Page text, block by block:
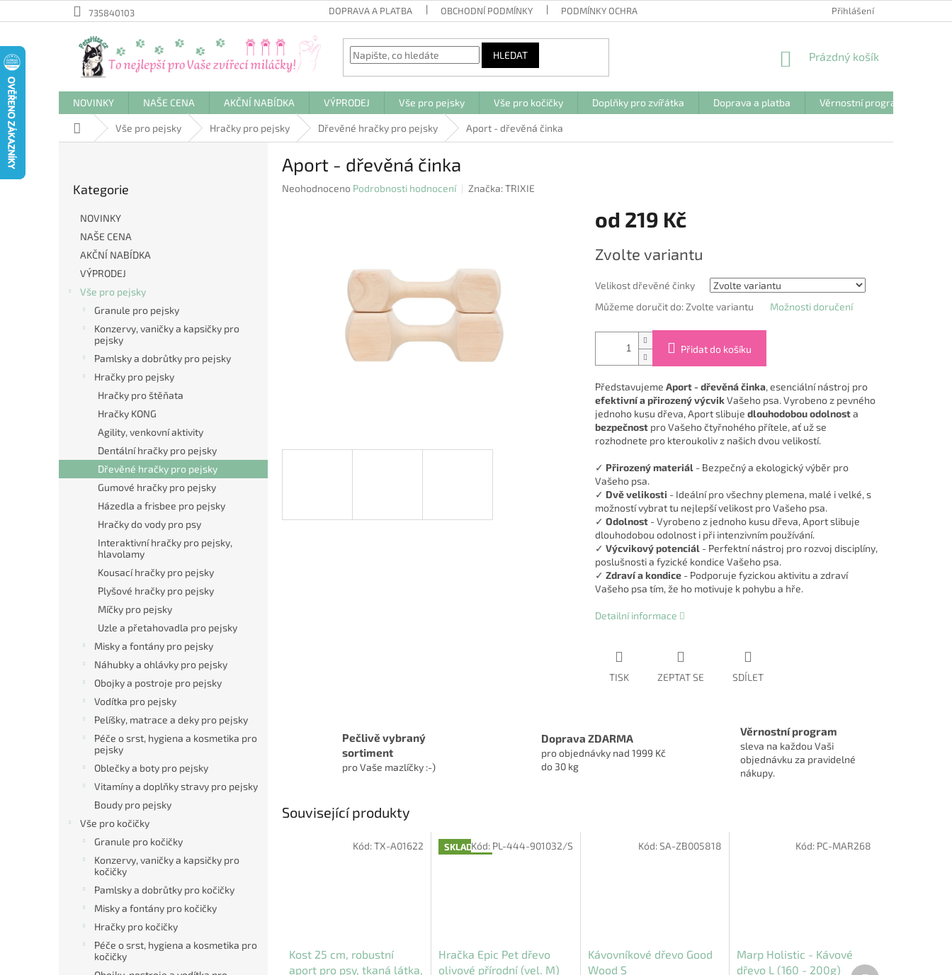
na
735840103 DOPRAVA A PLATBA OBCHODNÍ PODMÍNKY PODMÍNKY OCHRANY OSOBNÍCH ÚDAJŮ Přihlášení
HLEDAT
NÁKUPNÍ
Prázdný košík
NOVINKY NAŠE CENA AKČNÍ NABÍDKA VÝPRODEJ Vše pro pejsky Vše pro kočičky Doplňky pro zvířátka Doprava a platba Věrnostní program
Domů Vše pro pejsky Hračky pro pejsky Dřevěné hračky pro pejsky Aport - dřevěná činka
kategorie
Kategorie
NOVINKY
NAŠE CENA
AKČNÍ NABÍDKA
VÝPRODEJ
Vše pro pejsky
Granule pro pejsky
Konzervy, vaničky a kapsičky pro
pejsky
Pamlsky a dobrůtky pro pejsky
Hračky pro pejsky
Hračky pro štěňata
Hračky KONG
Agility, venkovní aktivity
Dentální hračky pro pejsky
Dřevěné hračky pro pejsky
Gumové hračky pro pejsky
Házedla a frisbee pro pejsky
Hračky do vody pro psy
Interaktivní hračky pro pejsky,
hlavolamy
Kousací hračky pro pejsky
Plyšové hračky pro pejsky
Míčky pro pejsky
Uzle a přetahovadla pro pejsky
Misky a fontány pro pejsky
Náhubky a ohlávky pro pejsky
Obojky a postroje pro pejsky
Vodítka pro pejsky
Pelíšky, matrace a deky pro pejsky
Péče o srst, hygiena a kosmetika pro
pejsky
Oblečky a boty pro pejsky
Vitamíny a doplňky stravy pro pejsky
Boudy pro pejsky
Vše pro kočičky
Granule pro kočičky
Konzervy, vaničky a kapsičky pro
kočičky
Pamlsky a dobrůtky pro kočičky
Misky a fontány pro kočičky
Hračky pro kočičky
Péče o srst, hygiena a kosmetika pro
kočičky
Aport - dřevěná činka
Průměrné
Neohodnoceno Podrobnosti hodnocení Značka:TRIXIE
od 219 Kč
cena:
Zvolte variantu
Velikost dřevěné činky
Můžeme doručit do: Zvolte variantu Možnosti doručení
Přidat do košíku
Představujeme Aport - dřevěná činka, esenciální nástroj pro
efektivní a přirozený výcvikVašeho psa. Vyrobeno z pevného
jednoho kusu dřeva, Aport slibuje dlouhodobou odolnosta
bezpečnostpro Vašeho čtyřnohého přítele, ať už se
rozhodnete pro kteroukoliv z našich dvou velikostí.
✓ Přirozený materiál- Bezpečný a ekologický výběr pro
Vašeho psa.
✓ Dvě velikosti - Ideální pro všechny plemena, malé i velké, s
možností vybrat tu nejlepší velikost pro Vašeho psa.
✓ Odolnost- Vyrobeno z jednoho kusu dřeva, Aport slibuje
dlouhodobou odolnost i při intenzivním používání.
✓ Výcvikový potenciál- Perfektní nástroj pro rozvoj disciplíny,
poslušnosti a fyzické kondice Vašeho psa.
✓ Zdraví a kondice- Podporuje fyzickou aktivitu a zdraví
Vašeho psa tím, že ho motivuje k pohybu a hře.
Detailní informace
TISK ZEPTAT SE SDÍLET
Pečlivě vybraný
sortiment
pro Vaše mazlíčky :-)
Doprava ZDARMA
pro objednávky nad 1999 Kč
do 30 kg
Věrnostní program
sleva na každou Vaši
objednávku za pravidelné
nákupy.
Související produkty
Kost 25 cm, robustní
aport pro psy, tkaná látka,
Kód:TX-A01622 SKLADEM
Hračka Epic Pet dřevo
olivové přírodní (vel. M)
Kód: PL-444-901032/S
Kávovníkové dřevo Good
Wood S
Kód:SA-ZB005818
Marp Holistic - Kávové
dřevo L (160 - 200g)
Kód: PC-MAR268
Další